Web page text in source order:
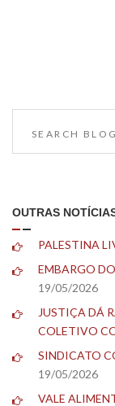
OUTRAS
PALESTINA
EMBARGO
19/05/2026
JUSTIÇA DÁ
COLETIVO
SINDICATO
19/05/2026
VALE